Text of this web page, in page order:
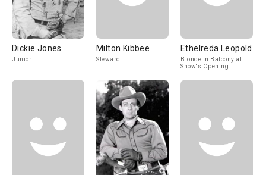
Dickie Jones
Junior
Milton Kibbee
Steward
Ethelreda Leopold
Blonde in Balcony at
Show's Opening